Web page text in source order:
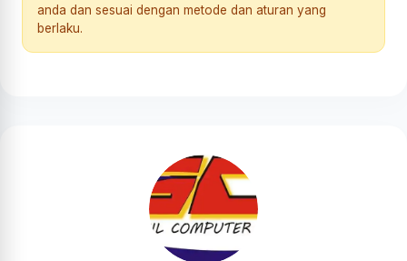
anda dan sesuai dengan metode dan aturan yang
berlaku.